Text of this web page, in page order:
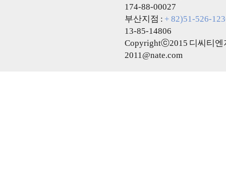
174-88-00027
부산지점 : + 82)51-526-
13-85-14806
Copyrightⓒ2015 디씨티엔
2011@nate.com